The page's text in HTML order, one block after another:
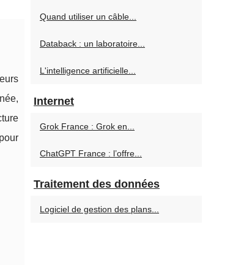
Quand utiliser un câble...
Databack : un laboratoire...
L'intelligence artificielle...
Internet
Grok France : Grok en...
ChatGPT France : l’offre...
Traitement des données
Logiciel de gestion des plans...